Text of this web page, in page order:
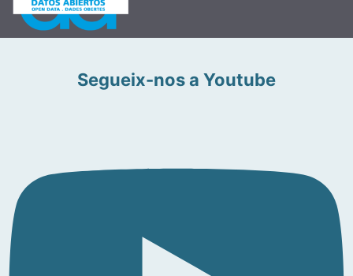
Segueix-nos a Youtube